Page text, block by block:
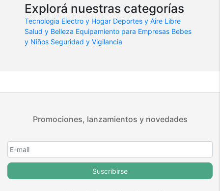
Explorá nuestras categorías
Tecnologia Electro y Hogar Deportes y Aire Libre
Salud y Belleza Equipamiento para Empresas Bebes
y Niños Seguridad y Vigilancia
Promociones, lanzamientos y novedades
Suscribirse